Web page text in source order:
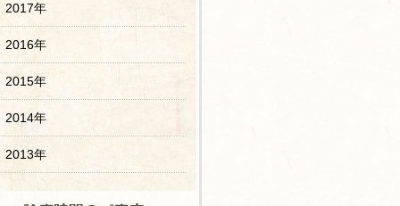
2017年
2016年
2015年
2014年
2013年